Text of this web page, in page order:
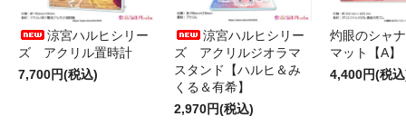
涼宮ハルヒシリー
ズ アクリル置時計
7,700円(税込)
涼宮ハルヒシリー
ズ アクリルジオラマ
スタンド【ハルヒ＆み
くる＆有希】
2,970円(税込)
灼眼のシャ
マット【A】
4,400円(税